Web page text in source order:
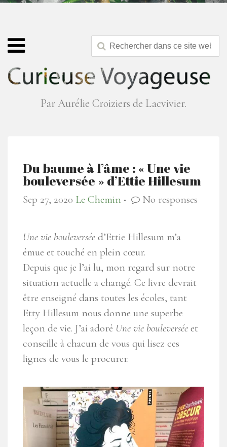
Par Aurélie Croiziers de Lacvivier.
Du baume à l’âme : « Une vie
bouleversée » d’Ettie Hillesum
Sep 27, 2020 Le Chemin ● No responses
Une vie bouleversée d’Ettie Hillesum m’a
émue et touché en plein cœur.
Depuis que je l’ai lu, mon regard sur notre
situation actuelle a changé. Ce livre devrait
être enseigné dans toutes les écoles, tant
Etty Hillesum nous donne une superbe
leçon de vie. J’ai adoré Une vie bouleversée et
conseille à chacun de vous qui lisez ces
lignes de vous le procurer.